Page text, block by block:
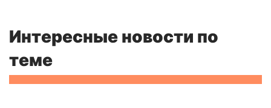
Интересные новости по
теме